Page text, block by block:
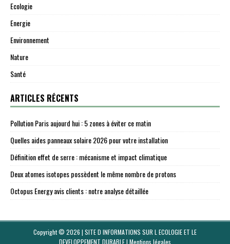
Ecologie
Energie
Environnement
Nature
Santé
ARTICLES RÉCENTS
Pollution Paris aujourd hui : 5 zones à éviter ce matin
Quelles aides panneaux solaire 2026 pour votre installation
Définition effet de serre : mécanisme et impact climatique
Deux atomes isotopes possèdent le même nombre de protons
Octopus Energy avis clients : notre analyse détaillée
Copyright © 2026 | SITE D INFORMATIONS SUR L ECOLOGIE ET LE
DEVELOPPEMENT DURABLE| Mentions légales